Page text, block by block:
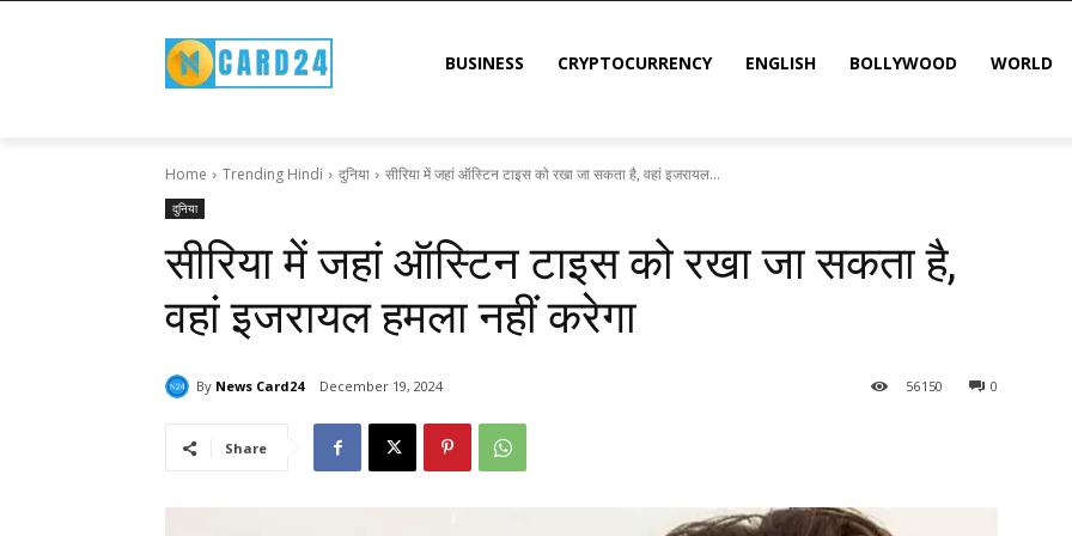
BUSINESS CRYPTOCURRENCY ENGLISH BOLLYWOOD WORLD
Home Trending Hindi दुनिया सीरिया में जहां ऑस्टिन टाइस को रखा जा सकता है, वहां इजरायल...
दुनिया
सीरिया में जहां ऑस्टिन टाइस को रखा जा सकता है,
वहां इजरायल हमला नहीं करेगा
By News Card24 December 19, 2024 0
56150
Share